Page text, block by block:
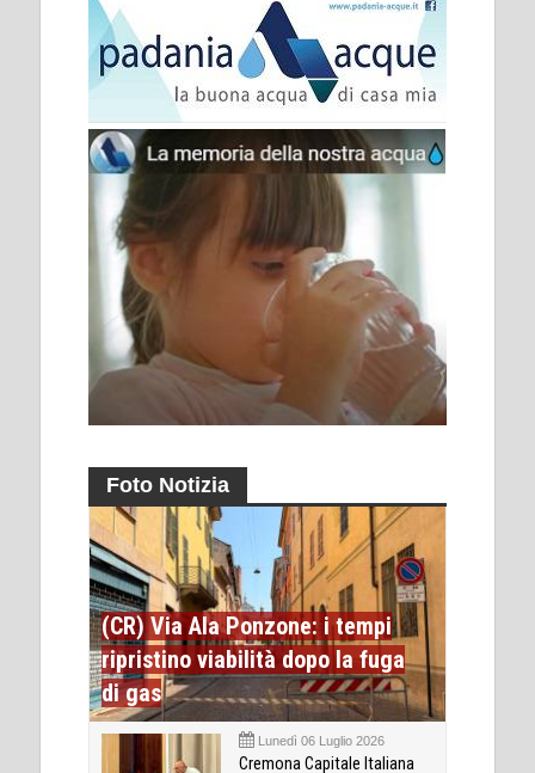
Foto Notizia
(CR) Via Ala Ponzone: i tempi
ripristino viabilità dopo la fuga
di gas
Lunedì 06 Luglio 2026
Cremona Capitale Italiana